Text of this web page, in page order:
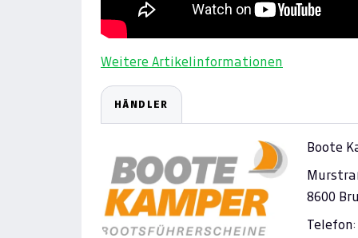
Weitere Artikelinformationen
HÄNDLER
Boote
8600
Telefon: